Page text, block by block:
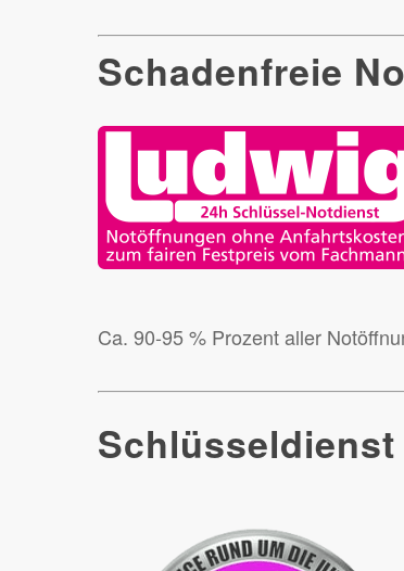
Schadenfreie
Ca. 90-95 % Prozent aller